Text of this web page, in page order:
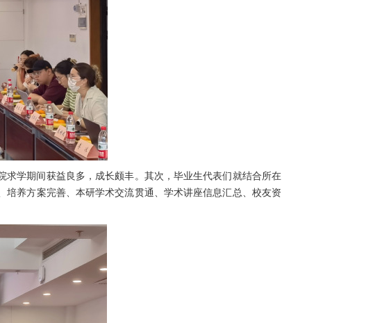
学期间获益良多，成长颇丰。其次，毕业生代表们就结合所在
养方案完善、本研学术交流贯通、学术讲座信息汇总、校友资